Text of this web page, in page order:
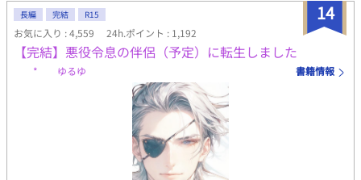
14
長編 完結 R15
お気に入り : 4,559 24h.ポイント : 1,192
【完結】悪役令息の伴侶（予定）に転生しました
* ゆるゆ 書籍情報